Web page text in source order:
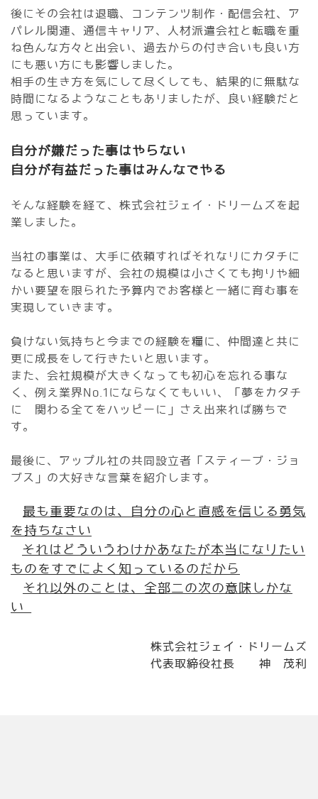
後にその会社は退職、コンテンツ制作・配信会社、ア
パレル関連、通信キャリア、人材派遣会社と転職を重
ね色んな方々と出会い、過去からの付き合いも良い方
にも悪い方にも影響しました。
相手の生き方を気にして尽くしても、結果的に無駄な
時間になるようなこともありましたが、良い経験だと
思っています。
自分が嫌だった事はやらない
自分が有益だった事はみんなでやる
そんな経験を経て、株式会社ジェイ・ドリームズを起
業しました。
当社の事業は、大手に依頼すればそれなりにカタチに
なると思いますが、会社の規模は小さくても拘りや細
かい要望を限られた予算内でお客様と一緒に育む事を
実現していきます。
負けない気持ちと今までの経験を糧に、仲間達と共に
更に成長をして行きたいと思います。
また、会社規模が大きくなっても初心を忘れる事な
く、例え業界No.1にならなくてもいい、「夢をカタチ
に 関わる全てをハッピーに」さえ出来れば勝ちで
す。
最後に、アップル社の共同設立者「スティーブ・ジョ
ブス」の大好きな言葉を紹介します。
最も重要なのは、自分の心と直感を信じる勇気
を持ちなさい
それはどういうわけかあなたが本当になりたい
ものをすでによく知っているのだから
それ以外のことは、全部二の次の意味しかな
い
株式会社ジェイ・ドリームズ
代表取締役社長 神 茂利